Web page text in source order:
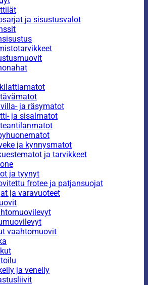
ja sisustusvalot
ja räsymatot
ja sisalmatot
ja kynnysmatot
ja tarvikkeet
ja tyynyt
frotee ja patjansuojat
ja varavuoteet
vaahtomuovit
ja veneily